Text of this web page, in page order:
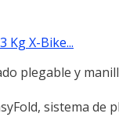
Kg X-Bike...
plegable y
sistema de